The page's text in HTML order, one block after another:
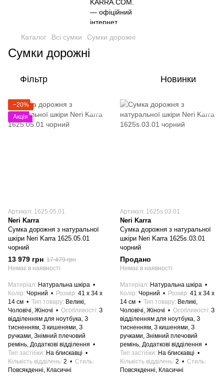
Каталог Всі сумки Сумки дорожні
Сумки дорожні
Фільтр Новинки
−20%
Акція
Артикул: 1625.05.01
Neri Karra
Сумка дорожня з натуральної
шкіри Neri Karra 1625.05.01
чорний
13 979 грн 17 479 грн
Немає в наявності
Матеріал
Натуральна шкіра
Колір Чорний Розмір 41 x 34 x
14 см
Тип товару Великі,
Чоловічі, Жіночі
Особливості З
відділенням для ноутбука, З
тисненням, З кишенями, З
ручками, Знімний плечовий
ремінь, Додаткові відділення
Тип застібки
На блискавці
Кількість відділень 2
Стиль
Повсякденні, Класичні
Артикул: 1625s.03.01
Neri Karra
Сумка дорожня з натуральної
шкіри Neri Karra 1625s.03.01
чорний
Продано
Немає в наявності
Матеріал
Натуральна шкіра
Колір Чорний Розмір 41 x 34 x
14 см
Тип товару Великі,
Чоловічі, Жіночі
Особливості З
відділенням для ноутбука, З
тисненням, З кишенями, З
ручками, Знімний плечовий
ремінь, Додаткові відділення
Тип застібки
На блискавці
Кількість відділень 2
Стиль
Повсякденні, Класичні